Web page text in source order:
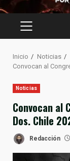
MENÚ
Inicio
Noticias
Convocan al
Noticias
Convocan al
Dos. Chile
Redacción